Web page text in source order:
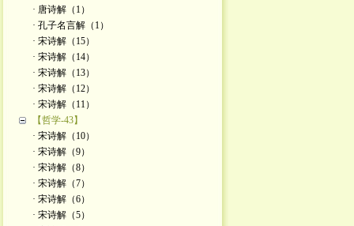
· 唐诗解（1）
· 孔子名言解（1）
· 宋诗解（15）
· 宋诗解（14）
· 宋诗解（13）
· 宋诗解（12）
· 宋诗解（11）
【哲学-43】
· 宋诗解（10）
· 宋诗解（9）
· 宋诗解（8）
· 宋诗解（7）
· 宋诗解（6）
· 宋诗解（5）